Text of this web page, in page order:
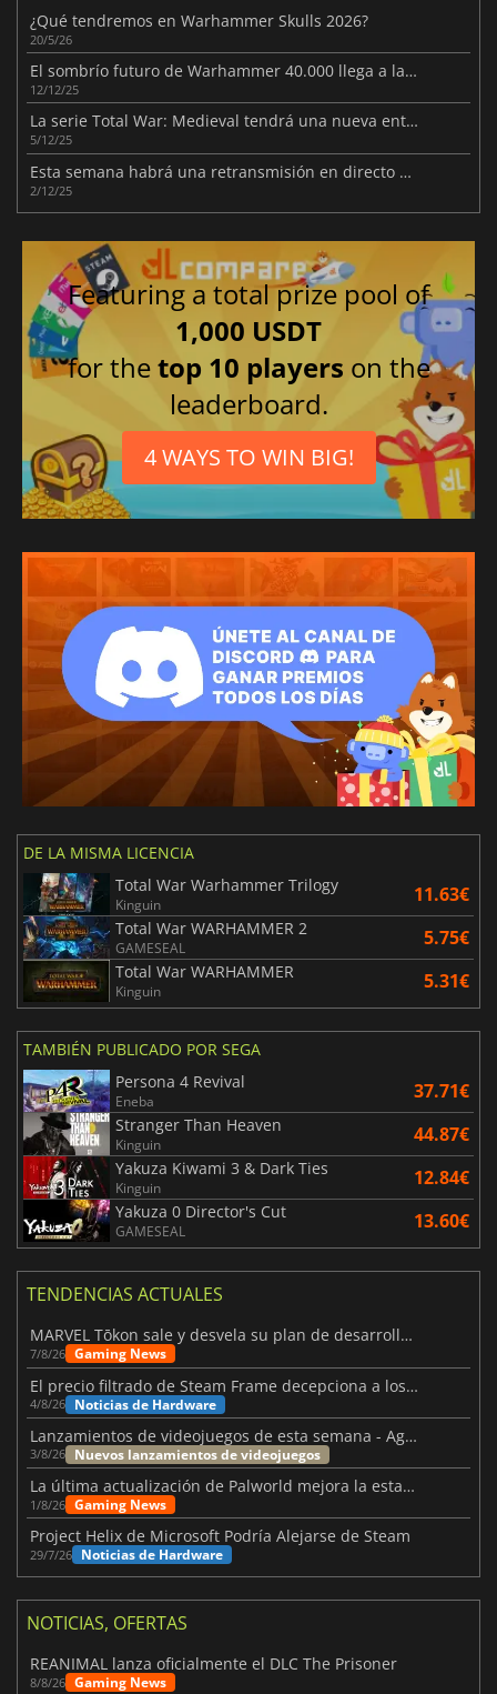
¿Qué tendremos en Warhammer Skulls 2026?
20/5/26
El sombrío futuro de Warhammer 40.000 llega a la serie Total War
12/12/25
La serie Total War: Medieval tendrá una nueva entrega
5/12/25
Esta semana habrá una retransmisión en directo especial de Total War
2/12/25
Featuring a total prize pool of
1,000 USDT
for thetop 10 players on the
leaderboard.
4 WAYS TO WIN BIG!
DE LA MISMA LICENCIA
Total War Warhammer Trilogy
Kinguin 11.63€
Total War WARHAMMER 2
GAMESEAL 5.75€
Total War WARHAMMER
Kinguin 5.31€
TAMBIÉN PUBLICADO POR SEGA
Persona 4 Revival
Eneba 37.71€
Stranger Than Heaven
Kinguin 44.87€
Yakuza Kiwami 3 & Dark Ties
Kinguin 12.84€
Yakuza 0 Director's Cut
GAMESEAL 13.60€
TENDENCIAS ACTUALES
MARVEL Tōkon sale y desvela su plan de desarrollo para el primer año
7/8/26 Gaming News
El precio filtrado de Steam Frame decepciona a los usuarios
4/8/26 Noticias de Hardware
Lanzamientos de videojuegos de esta semana - Agosto de 2026 (semana 32)
3/8/26 Nuevos lanzamientos de videojuegos
La última actualización de Palworld mejora la estabilidad
1/8/26 Gaming News
Project Helix de Microsoft Podría Alejarse de Steam
29/7/26 Noticias de Hardware
NOTICIAS, OFERTAS
REANIMAL lanza oficialmente el DLC The Prisoner
8/8/26 Gaming News